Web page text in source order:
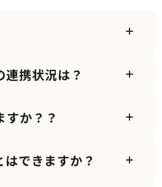
携状況は？
か？？
できますか？